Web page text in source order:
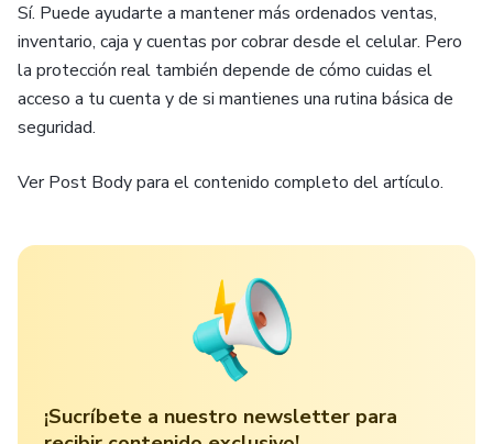
Sí. Puede ayudarte a mantener más ordenados ventas,
inventario, caja y cuentas por cobrar desde el celular. Pero
la protección real también depende de cómo cuidas el
acceso a tu cuenta y de si mantienes una rutina básica de
seguridad.
Ver Post Body para el contenido completo del artículo.
¡Sucríbete a nuestro newsletter para